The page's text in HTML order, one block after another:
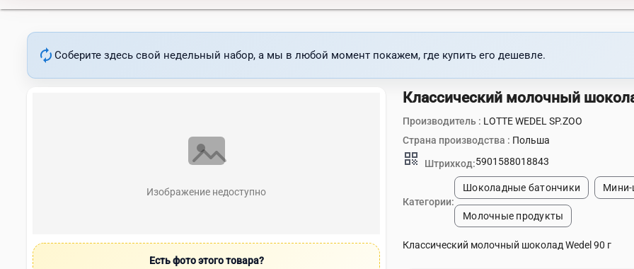
autorenew Соберите здесь свой недельный набор, а мы в любой момент покажем, где купить его дешевле.
Изображение недоступно
Есть фото этого товара?
Классический молочный
Производитель : LOTTE WEDEL SP.ZOO
Страна производства : Польша
qr_code Штрихкод:5901588018843
Категории:
Шоколадные батончики Мини-
Молочные продукты
Классический молочный шоколад Wedel 90 г